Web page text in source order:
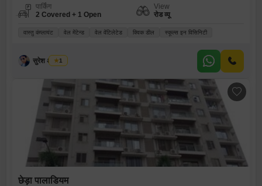
पार्किंग
2 Covered + 1 Open
View
रोड व्यू
वास्तु कंप्लायंट वेल मेंटेन्ड वेल वेंटिलेटेड क्विक डील स्कूल्स इन विसिनिटी
सुरेश अ तायडे
1
छेड़ा पालाडियम